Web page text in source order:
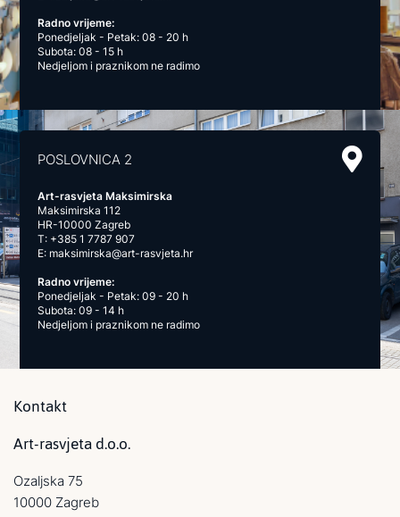
Radno vrijeme:
Ponedjeljak - Petak: 08 - 20 h
Subota: 08 - 15 h
Nedjeljom i praznikom ne radimo
POSLOVNICA 2
Art-rasvjeta Maksimirska
Maksimirska 112
HR-10000 Zagreb
T: +385 1 7787 907
E: maksimirska@art-rasvjeta.hr
Radno vrijeme:
Ponedjeljak - Petak: 09 - 20 h
Subota: 09 - 14 h
Nedjeljom i praznikom ne radimo
Kontakt
Art-rasvjeta d.o.o.
Ozaljska 75
10000 Zagreb